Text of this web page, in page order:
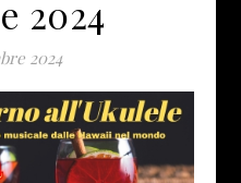
2024
2024